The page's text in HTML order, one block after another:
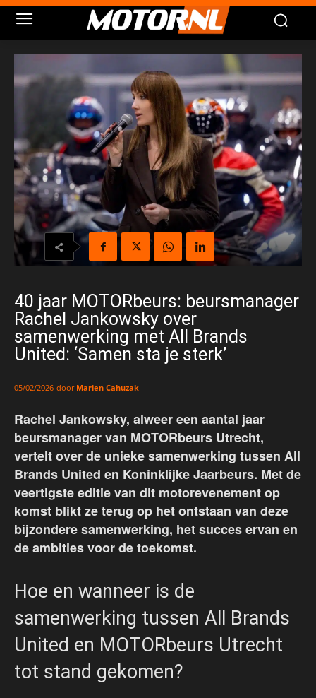
40 jaar MOTORbeurs: beursmanager
Rachel Jankowsky over
samenwerking met All Brands
United: ‘Samen sta je sterk’
05/02/2026 door Marien Cahuzak
Rachel Jankowsky, alweer een aantal jaar
beursmanager van MOTORbeurs Utrecht,
vertelt over de unieke samenwerking tussen All
Brands United en Koninklijke Jaarbeurs. Met de
veertigste editie van dit motorevenement op
komst blikt ze terug op het ontstaan van deze
bijzondere samenwerking, het succes ervan en
de ambities voor de toekomst.
Hoe en wanneer is de
samenwerking tussen All Brands
United en MOTORbeurs Utrecht
tot stand gekomen?